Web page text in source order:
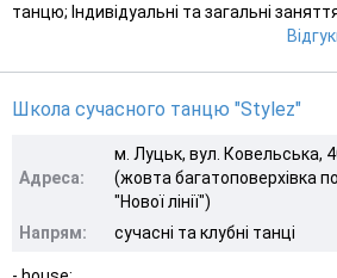
танцю; Індивідуальні та загальні
Школа сучасного танцю "Stylez"
Адреса:
м. Луцьк, вул. Ковельська,
(жовта багатоповерхівка
"Нової лінії")
Напрям:
сучасні та клубні танці